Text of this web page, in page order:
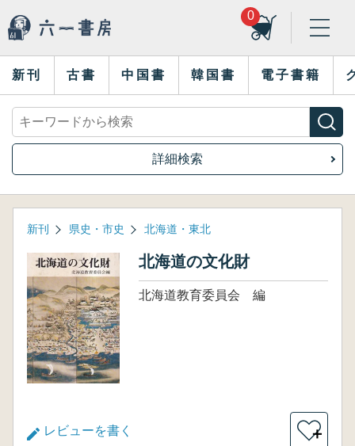
0
新刊 古書 中国書 韓国書 電子書籍
詳細検索
新刊 県史・市史 北海道・東北
北海道の文化財
北海道教育委員会 編
レビューを書く ＋